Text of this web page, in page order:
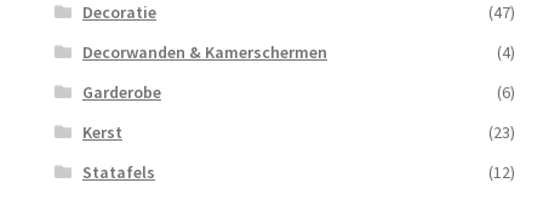
Decoratie
(47)
Decorwanden & Kamerschermen
(4)
Garderobe
(6)
Kerst
(23)
Statafels
(12)